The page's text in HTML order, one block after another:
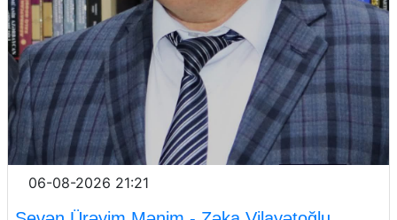
06-08-2026 21:21